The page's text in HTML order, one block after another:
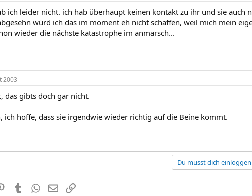
ich leider nicht. ich hab überhaupt keinen kontakt zu ihr und sie auch
würd ich das im moment eh nicht schaffen, weil mich mein
wieder die nächste katastrophe im anmarsch...
2003
das gibts doch gar nicht.
ich hoffe, dass sie irgendwie wieder richtig auf die Beine kommt.
Du musst dich
PinterestTumblrWhatsApp
E-MailLink